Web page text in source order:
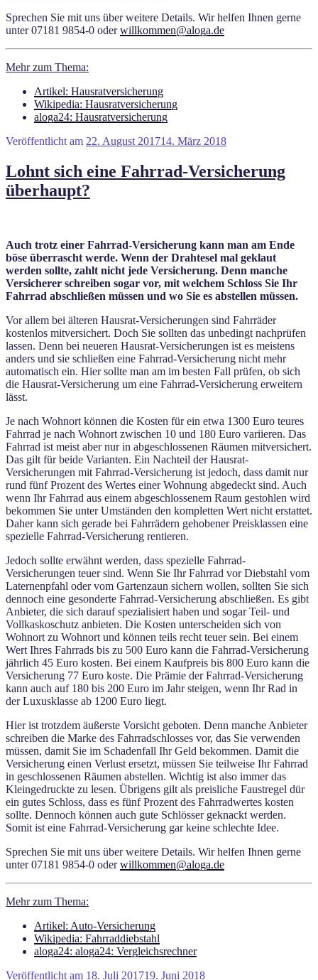
Sprechen Sie mit uns über weitere Details. Wir helfen Ihnen gerne
unter 07181 9854-0 oderwillkommen@aloga.de
Mehr zum Thema:
Artikel: Hausratversicherung
Wikipedia: Hausratversicherung
aloga24: Hausratversicherung
Veröffentlicht am 22. August 201714. März 2018
Lohnt sich eine Fahrrad-Versicherung
überhaupt?
Auch trotz einer Fahrrad-Versicherung kann man am Ende
böse überrascht werde. Wenn der Drahtesel mal geklaut
werden sollte, zahlt nicht jede Versicherung. Denn manche
Versicherer schreiben sogar vor, mit welchem Schloss Sie Ihr
Fahrrad abschließen müssen und wo Sie es abstellen müssen.
Vor allem bei älteren Hausrat-Versicherungen sind Fahrräder
kostenlos mitversichert. Doch Sie sollten das unbedingt nachprüfen
lassen. Denn bei neueren Hausrat-Versicherungen ist es meistens
anders und sie schließen eine Fahrrad-Versicherung nicht mehr
automatisch ein. Hier sollte man am im besten Fall prüfen, ob sich
die Hausrat-Versicherung um eine Fahrrad-Versicherung erweitern
lässt.
Je nach Wohnort können die Kosten für ein etwa 1300 Euro teures
Fahrrad je nach Wohnort zwischen 10 und 180 Euro variieren. Das
Fahrrad ist meist aber nur in abgeschlossenen Räumen mitversichert.
Das gilt für beide Varianten. Ein Nachteil der Hausrat-
Versicherungen mit Fahrrad-Versicherung ist jedoch, dass damit nur
rund fünf Prozent des Wertes einer Wohnung abgedeckt sind. Auch
wenn Ihr Fahrrad aus einem abgeschlossenem Raum gestohlen wird
bekommen Sie unter Umständen den kompletten Wert nicht erstattet.
Daher kann sich gerade bei Fahrrädern gehobener Preisklassen eine
spezielle Fahrrad-Versicherung rentieren.
Jedoch sollte erwähnt werden, dass spezielle Fahrrad-
Versicherungen teuer sind. Wenn Sie Ihr Fahrrad vor Diebstahl vom
Laternenpfahl oder vom Gartenzaun sichern wollen, sollten Sie sich
dennoch eine gesonderte Fahrrad-Versicherung abschließen. Es gibt
Anbieter, die sich darauf spezialisiert haben und sogar Teil- und
Vollkaskoschutz anbieten. Die Kosten unterscheiden sich von
Wohnort zu Wohnort und können teils recht teuer sein. Bei einem
Wert Ihres Fahrrads bis zu 500 Euro kann die Fahrrad-Versicherung
jährlich 45 Euro kosten. Bei einem Kaufpreis bis 800 Euro kann die
Versicherung 77 Euro koste. Die Prämie der Fahrrad-Versicherung
kann auch auf 180 bis 200 Euro im Jahr steigen, wenn Ihr Rad in
der Luxusklasse ab 1200 Euro liegt.
Hier ist trotzdem äußerste Vorsicht geboten. Denn manche Anbieter
schreiben die Marke des Fahrradschlosses vor, das Sie verwenden
müssen, damit Sie im Schadenfall Ihr Geld bekommen. Damit die
Versicherung einen Verlust ersetzt, müssen Sie teilweise Ihr Fahrrad
in geschlossenen Räumen abstellen. Wichtig ist also immer das
Kleingedruckte zu lesen. Übrigens gilt als preisliche Faustregel dür
ein gutes Schloss, dass es fünf Prozent des Fahrradwertes kosten
sollte. Dennoch können auch gute Schlösser geknackt werden.
Somit ist eine Fahrrad-Versicherung gar keine schlechte Idee.
Sprechen Sie mit uns über weitere Details. Wir helfen Ihnen gerne
unter 07181 9854-0 oderwillkommen@aloga.de
Mehr zum Thema:
Artikel: Auto-Versicherung
Wikipedia: Fahrraddiebstahl
aloga24: aloga24: Vergleichsrechner
Veröffentlicht am 18. Juli 201719. Juni 2018